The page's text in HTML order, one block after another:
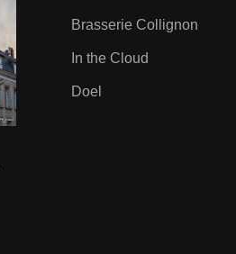
Brasserie Collignon
In the Cloud
Doel